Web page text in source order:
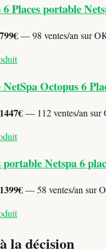
Places portable
799€— 98 ventes/an sur
Octopus 6
1447€— 112 ventes/an sur
portable Netspa 6
1399€— 58 ventes/an sur
la décision